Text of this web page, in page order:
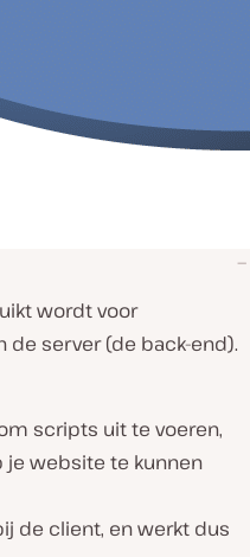
wordt voor
server (de back-end).
scripts uit te voeren,
website te kunnen
de client, en werkt dus